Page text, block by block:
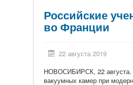
Российские
во Франции
22 августа 2019
НОВОСИБИРСК, 22 августа. /
вакуумных камер при